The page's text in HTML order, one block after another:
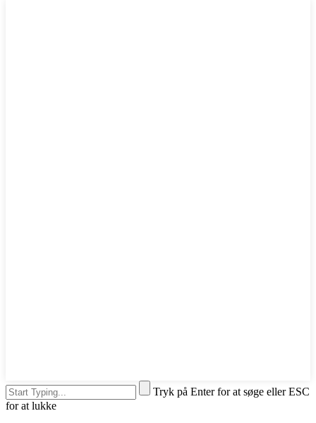
Tryk på Enter for at søge eller ESC
for at lukke